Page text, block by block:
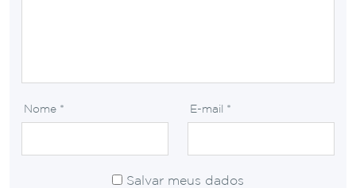
Nome * E-mail *
Salvar meus dados